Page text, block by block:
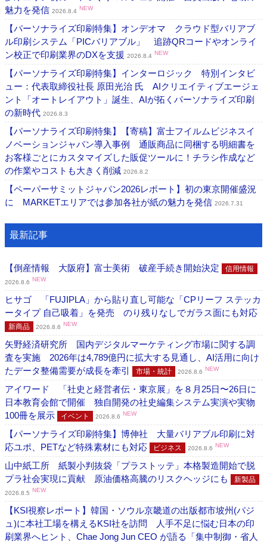
魅力を発信 2026.8.4 NEW
【パーソナライズ印刷特集】オンデオマ クラウド型バリアブ
ル印刷システム「PICバリアブル」 追跡QRコードやオンライ
ン校正で印刷業界のDXを支援 2026.8.4 NEW
【パーソナライズ印刷特集】インターロジック 特別インタビ
ュー：代表取締役社長 原田光治 氏 AIクリエイティブエージェ
ント「オートレイアウト」誕生、AIが拓くパーソナライズ印刷
の新時代 2026.8.3
【パーソナライズ印刷特集】【寄稿】富士フイルムビジネスイ
ノベーションジャパン導入事例 通販商品に同梱する明細書を
お客様ごとにカスタマイズした販促ツールに！チラシ作成など
の作業やコストも大きく削減 2026.8.2
【ペーパーサミットジャパン2026レポート】初の東京開催盛況
に MARKETエリアでは参加各社が紙の魅力を発信 2026.7.31
最新記事
【倒産情報 大阪府】富士美術 破産手続き開始決定 信用情報
2026.8.6 NEW
ヒサゴ 「FUJIPLA」から貼り直し可能な「CPリーフ ステッカ
ータイプ 自己吸着」を発売 のり残りなしでガラス面にも対応
新商品 2026.8.6 NEW
矢野経済研究所 国内デジタルマーケティング市場に関する調
査を実施 2026年は4,789億円に拡大する見通し、AI活用に向け
たデータ整備需要が成長を牽引
市場・統計 2026.8.6 NEW
アイワード 「社史と経営者伝・東京展」を８月25日〜26日に
日本教育会館で開催 独自開発の社史編集システム実演や実物
100冊を展示
イベント 2026.8.6 NEW
【パーソナライズ印刷特集】博伸社 大量バリアブル印刷に対
応ユポ、PETなど特殊素材にも対応
ビジネス 2026.8.6 NEW
山中紙工所 紙製小判抜袋「プラストッテ」本格製造開始で脱
プラ社会実現に貢献 原油価格高騰のリスクヘッジにも
新製品
2026.8.5 NEW
【KSI視察レポート】韓国・ソウル京畿道の出版都市坡州(パジ
ュ)に本社工場を構えるKSI社を訪問 人手不足に悩む日本の印
刷業界へヒント、Chae Jong Jun CEO が語る「集中制御・省人